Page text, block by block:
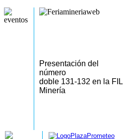
Presentación del
número
doble 131-132 en la FIL
Minería